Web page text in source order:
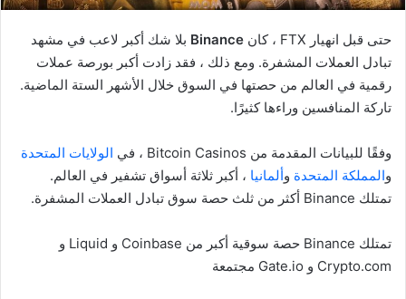
حتى قبل انهيار FTX ، كان Binance بلا شك أكبر لاعب في مشهد
تبادل العملات المشفرة. ومع ذلك ، فقد زادت أكبر بورصة عملات
رقمية في العالم من حصتها في السوق خلال الأشهر الستة الماضية.
تاركة المنافسين وراءها كثيرًا.
وفقًا للبيانات المقدمة من Bitcoin Casinos ، في
الولايات المتحدة
والمملكة المتحدة وألمانيا ، أكبر ثلاثة أسواق تشفير في العالم.
تمتلك Binance أكثر من ثلث حصة سوق تبادل العملات المشفرة.
تمتلك Binance حصة سوقية أكبر من Coinbase و Liquid و
Crypto.com و Gate.io مجتمعة